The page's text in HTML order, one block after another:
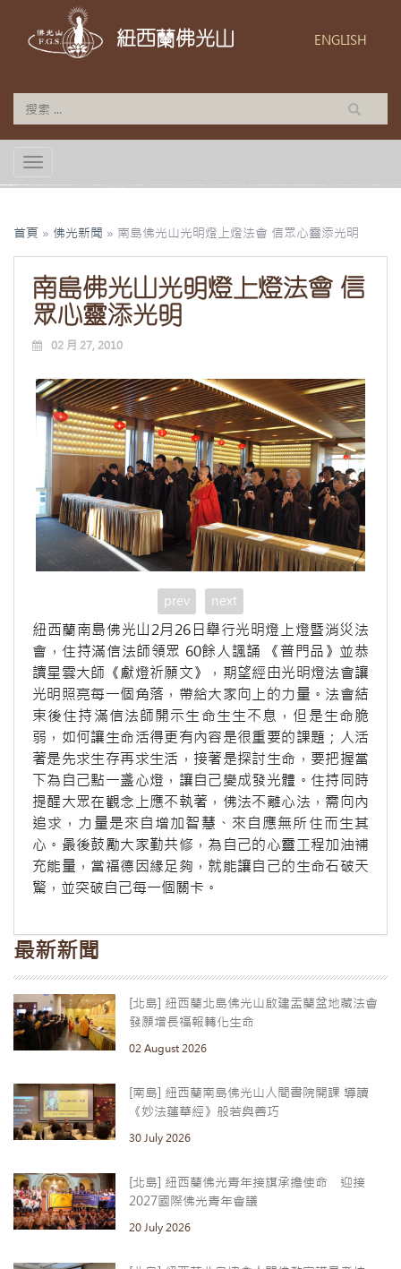
紐西蘭佛光山 ENGLISH
TOGGLE NAVIGATION
首頁 » 佛光新聞 » 南島佛光山光明燈上燈法會 信眾心靈添光明
南島佛光山光明燈上燈法會 信
眾心靈添光明
02 月 27, 2010
prev next
紐西蘭南島佛光山2月26日舉行光明燈上燈暨消災法
會，住持滿信法師領眾 60餘人諷誦 《普門品》並恭
讀星雲大師《獻燈祈願文》，期望經由光明燈法會讓
光明照亮每一個角落，帶給大家向上的力量。法會結
束後住持滿信法師開示生命生生不息，但是生命脆
弱，如何讓生命活得更有內容是很重要的課題；人活
著是先求生存再求生活，接著是探討生命，要把握當
下為自己點一盞心燈，讓自己變成發光體。住持同時
提醒大眾在觀念上應不執著，佛法不離心法，需向內
追求，力量是來自增加智慧、來自應無所住而生其
心。最後鼓勵大家勤共修，為自己的心靈工程加油補
充能量，當福德因緣足夠，就能讓自己的生命石破天
驚，並突破自己每一個關卡。
最新新聞
[北島] 紐西蘭北島佛光山啟建盂蘭盆地藏法會
發願增長福報轉化生命
02 August 2026
[南島] 紐西蘭南島佛光山人間書院開課 導讀
《妙法蓮華經》般若與善巧
30 July 2026
[北島] 紐西蘭佛光青年接旗承擔使命 迎接
2027國際佛光青年會議
20 July 2026